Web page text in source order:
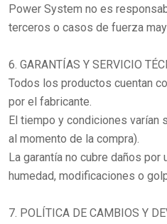
Power System no es
terceros o casos de fuerza
6. GARANTÍAS Y SERVICIO
Todos los productos cuentan
por el fabricante.
El tiempo y condiciones varían
al momento de la compra).
La garantía no cubre daños por
humedad, modificaciones o
7. POLÍTICA DE CAMBIOS Y